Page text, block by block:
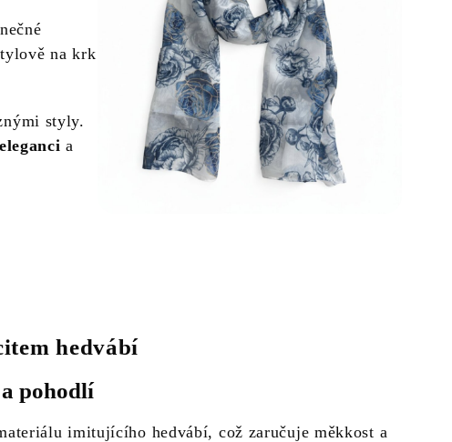
na krk
styly.
eleganci a
hedvábí
pohodlí
imitujícího hedvábí, což zaručuje měkkost a